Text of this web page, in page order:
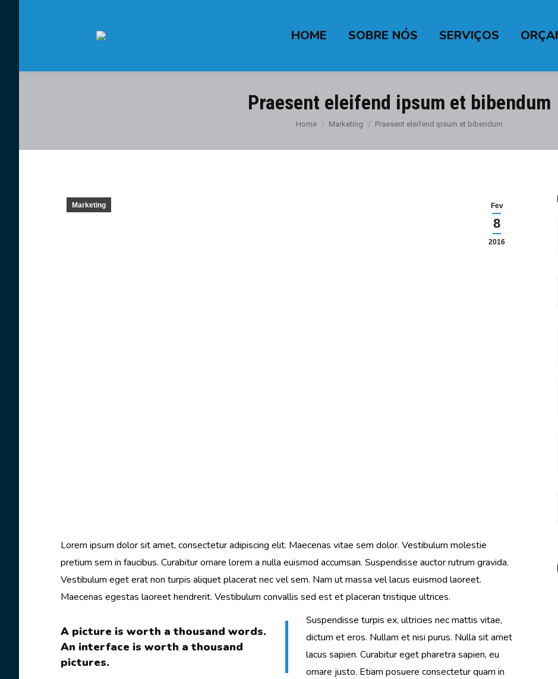
HOME SOBRE NÓS SERVIÇOS
Praesent eleifend ipsum et bibendum
You are here:
Home Marketing Praesent eleifend ipsum et bibendum
Fev
8
2016
Marketing
Lorem ipsum dolor sit amet, consectetur adipiscing elit. Maecenas vitae sem dolor. Vestibulum molestie
pretium sem in faucibus. Curabitur ornare lorem a nulla euismod accumsan. Suspendisse auctor rutrum gravida.
Vestibulum eget erat non turpis aliquet placerat nec vel sem. Nam ut massa vel lacus euismod laoreet.
Maecenas egestas laoreet hendrerit. Vestibulum convallis sed est et placeran tristique ultrices.
A picture is worth a thousand words.
An interface is worth a thousand
pictures.
Suspendisse turpis ex, ultricies nec mattis vitae,
dictum et eros. Nullam et nisi purus. Nulla sit amet
lacus sapien. Curabitur eget pharetra sapien, eu
ornare justo. Etiam posuere consectetur quam in